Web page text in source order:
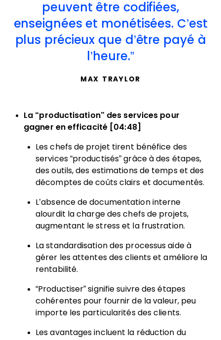
peuvent être codifiées,
enseignées et monétisées. C’est
plus précieux que d’être payé à
l’heure.
MAX TRAYLOR
La “productisation” des services pour
gagner en efficacité [04:48]
Les chefs de projet tirent bénéfice des
services “productisés” grâce à des étapes,
des outils, des estimations de temps et des
décomptes de coûts clairs et documentés.
L’absence de documentation interne
alourdit la charge des chefs de projets,
augmentant le stress et la frustration.
La standardisation des processus aide à
gérer les attentes des clients et améliore la
rentabilité.
“Productiser” signifie suivre des étapes
cohérentes pour fournir de la valeur, peu
importe les particularités des clients.
Les avantages incluent la réduction du